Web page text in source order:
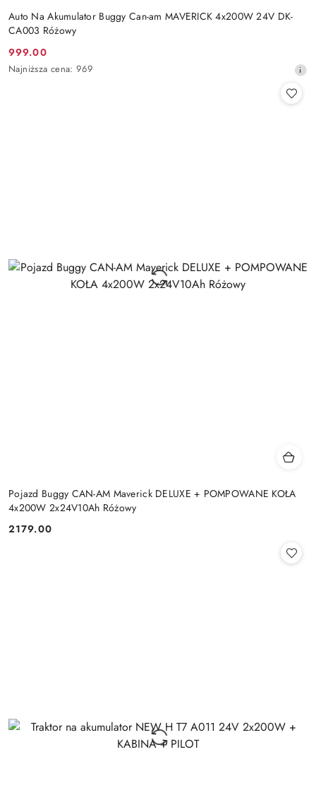
Auto Na Akumulator Buggy Can-am MAVERICK 4x200W 24V DK-
CA003 Różowy
Cena
promocyjna:
999.00
Najniższa
Najniższa cena: 969
Pojazd Buggy CAN-AM Maverick DELUXE + POMPOWANE KOŁA
4x200W 2x24V10Ah Różowy
Cena:
2179.00